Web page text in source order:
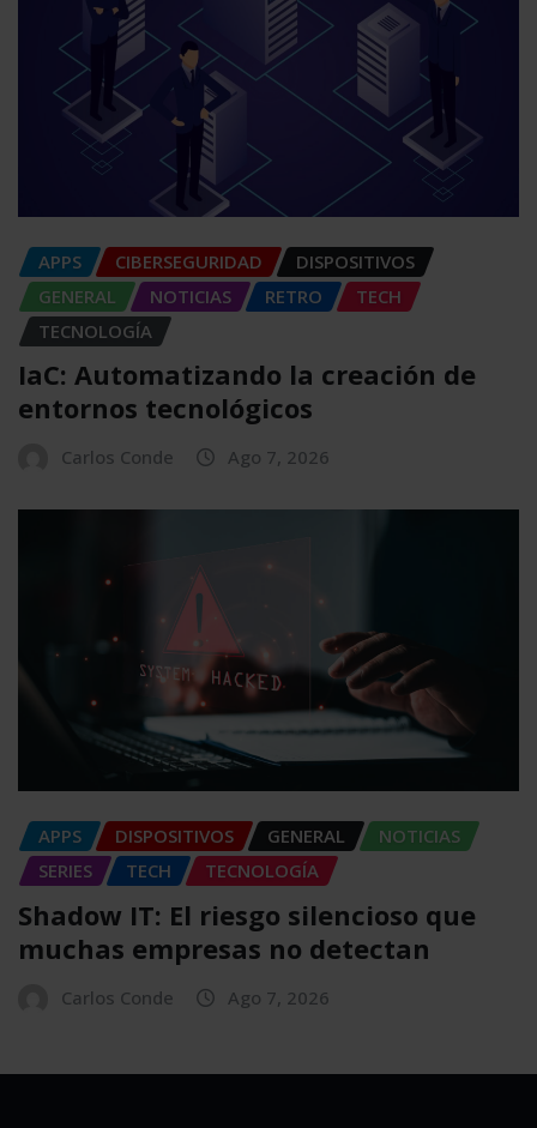
APPS CIBERSEGURIDAD
DISPOSITIVOS
GENERAL
NOTICIAS RETRO
TECH
TECNOLOGÍA
IaC: Automatizando la creación de
entornos tecnológicos
Carlos Conde Ago 7, 2026
APPS DISPOSITIVOS GENERAL
NOTICIAS
SERIES
TECH TECNOLOGÍA
Shadow IT: El riesgo silencioso que
muchas empresas no detectan
Carlos Conde Ago 7, 2026